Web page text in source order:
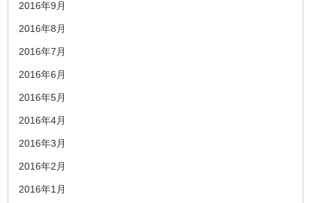
2016年9月
2016年8月
2016年7月
2016年6月
2016年5月
2016年4月
2016年3月
2016年2月
2016年1月